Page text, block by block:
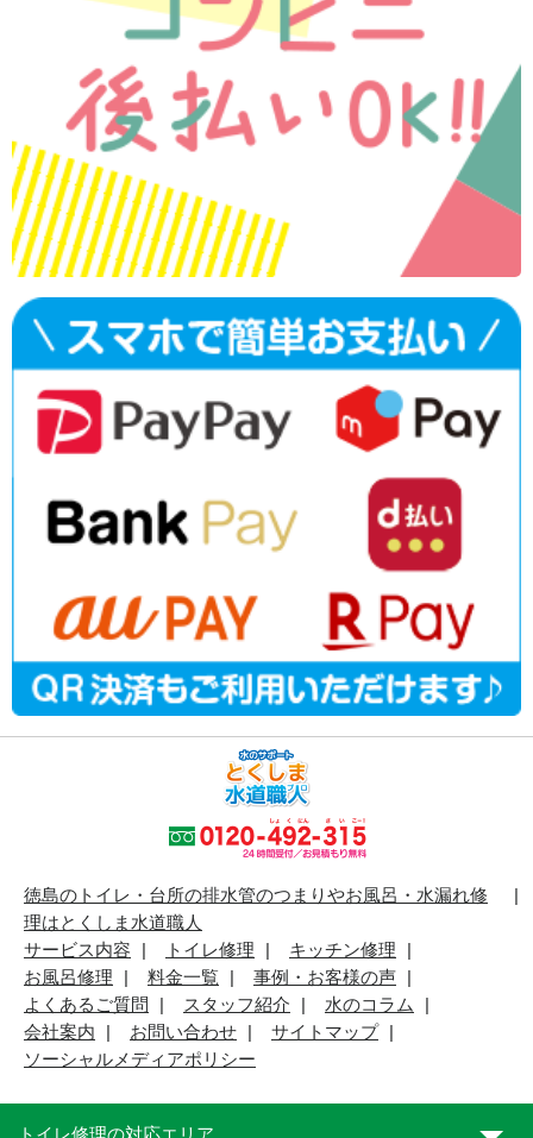
徳島のトイレ・台所の排水管のつまりやお風呂・水漏れ修
理はとくしま水道職人
サービス内容
トイレ修理
キッチン修理
お風呂修理
料金一覧
事例・お客様の声
よくあるご質問
スタッフ紹介
水のコラム
会社案内
お問い合わせ
サイトマップ
ソーシャルメディアポリシー
トイレ修理の対応エリア